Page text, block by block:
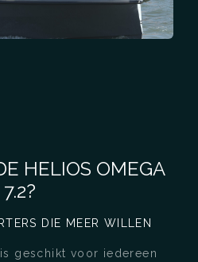
HELIOS OMEGA
7.2?
DIE MEER WILLEN
geschikt voor iedereen